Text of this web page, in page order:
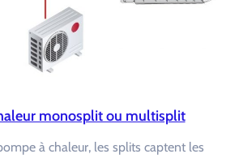
monosplit ou multisplit
à chaleur, les splits captent les